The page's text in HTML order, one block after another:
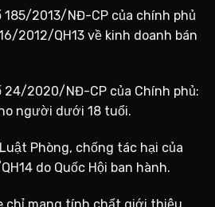
2013/NĐ-CP của chính phủ
2012/QH13 về kinh doanh bán
24/2020/NĐ-CP của Chính phủ:
người dưới 18 tuổi.
Phòng, chống tác hại của
do Quốc Hội ban hành.